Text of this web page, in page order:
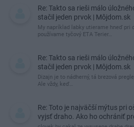
Re: Takto sa rieši málo
stačil jeden prvok | Môjdom.sk
My napríklad labky utierame hneď pri
používame tyčový ETA Terier…
Re: Takto sa rieši málo
stačil jeden prvok | Môjdom.sk
Dizajn je to nádherný, tá brezová
Ale vždy, keď…
Re: Toto je najväčší mýtus pri
vyjsť draho. Ako ho ochrániť